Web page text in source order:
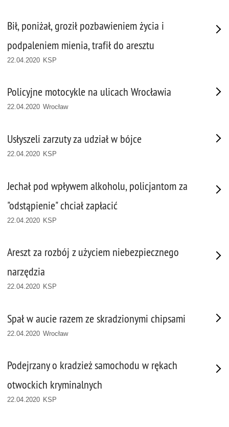
Bił, poniżał, groził pozbawieniem życia i
podpaleniem mienia, trafił do aresztu
22.04.2020 KSP
Policyjne motocykle na ulicach Wrocławia
22.04.2020 Wrocław
Usłyszeli zarzuty za udział w bójce
22.04.2020 KSP
Jechał pod wpływem alkoholu, policjantom za
"odstąpienie" chciał zapłacić
22.04.2020 KSP
Areszt za rozbój z użyciem niebezpiecznego
narzędzia
22.04.2020 KSP
Spał w aucie razem ze skradzionymi chipsami
22.04.2020 Wrocław
Podejrzany o kradzież samochodu w rękach
otwockich kryminalnych
22.04.2020 KSP